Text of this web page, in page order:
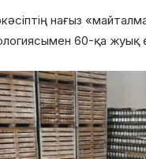
нағыз
60-қа жуық